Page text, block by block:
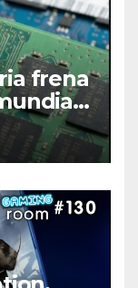
frena